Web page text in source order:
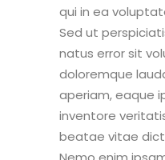
qui in ea
Sed ut
natus error sit
doloremque
aperiam, eaque
inventore
beatae vitae